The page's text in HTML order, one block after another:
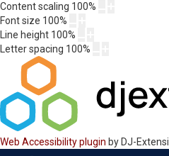
Content scaling 100%
Font size 100%
Line height 100%
Letter spacing 100%
Web Accessibility plugin by DJ-